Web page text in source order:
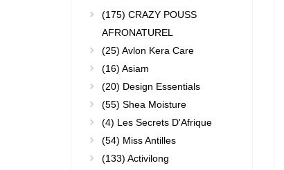
(175) CRAZY POUSS
AFRONATUREL
(25) Avlon Kera Care
(16) Asiam
(20) Design Essentials
(55) Shea Moisture
(4) Les Secrets D'Afrique
(54) Miss Antilles
(133) Activilong